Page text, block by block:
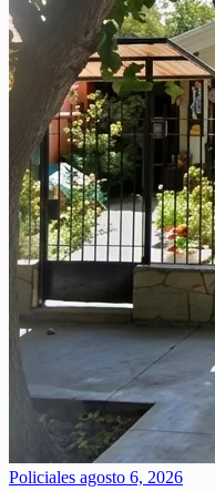
Policiales agosto 6, 2026